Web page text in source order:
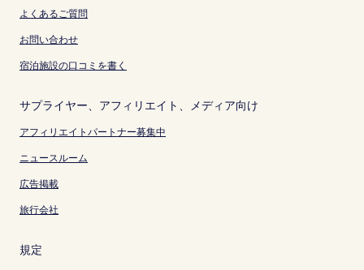
よくあるご質問
お問い合わせ
宿泊施設の口コミを書く
サプライヤー、アフィリエイト、メディア向け
アフィリエイトパートナー募集中
ニュースルーム
広告掲載
旅行会社
規定